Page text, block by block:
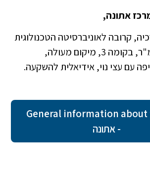
אתונה,
קרובה לאוניברסיטה הטכנולוגית
של אתונה, 109 מ"ר, בקומה 3, מיקום מעולה,
עם עצי נוי, אידיאלית להשקעה.
General information about
- אתונה